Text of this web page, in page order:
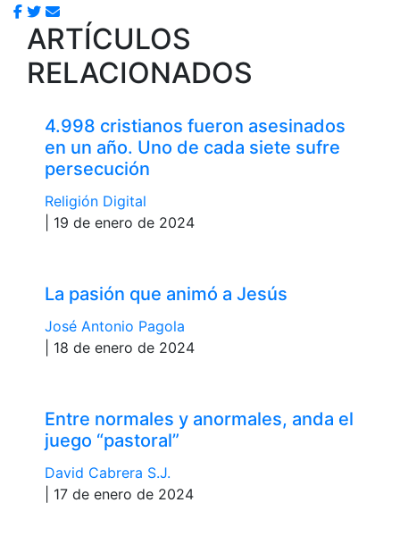
ARTÍCULOS
RELACIONADOS
4.998 cristianos fueron asesinados
en un año. Uno de cada siete sufre
persecución
Religión Digital
| 19 de enero de 2024
La pasión que animó a Jesús
José Antonio Pagola
| 18 de enero de 2024
Entre normales y anormales, anda el
juego “pastoral”
David Cabrera S.J.
| 17 de enero de 2024